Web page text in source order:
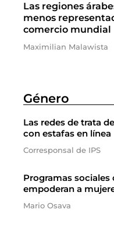
Las regiones
menos
comercio mundial
Maximilian Malawista
Género
Las redes de trata
con estafas en línea
Corresponsal de IPS
Programas sociales
empoderan a
Mario Osava